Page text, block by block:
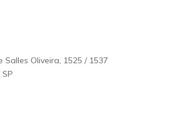
Oliveira, 1525 / 1537